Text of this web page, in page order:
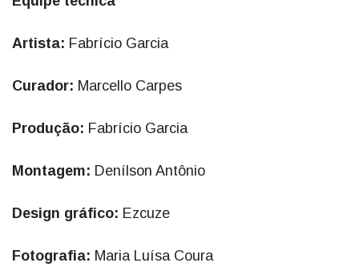
Artista: Fabrício Garcia
Curador: Marcello Carpes
Produção: Fabrício Garcia
Montagem: Denílson Antônio
Design gráfico: Ezcuze
Fotografia: Maria Luísa Coura